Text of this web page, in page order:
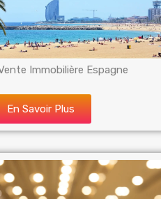
Immobilière Espagne
En Savoir Plus